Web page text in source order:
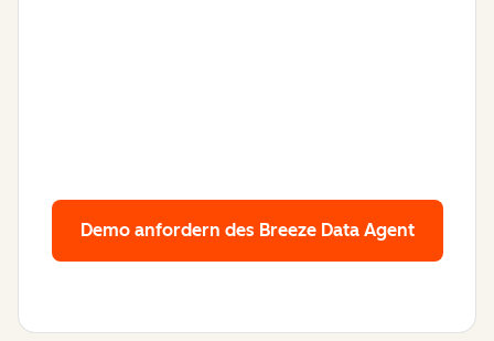
Demo anfordern des Breeze Data Agent